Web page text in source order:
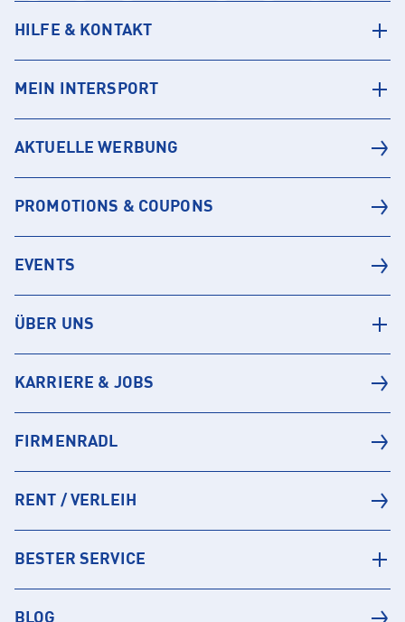
HILFE & KONTAKT
MEIN INTERSPORT
AKTUELLE WERBUNG
PROMOTIONS & COUPONS
EVENTS
ÜBER UNS
KARRIERE & JOBS
FIRMENRADL
RENT / VERLEIH
BESTER SERVICE
BLOG